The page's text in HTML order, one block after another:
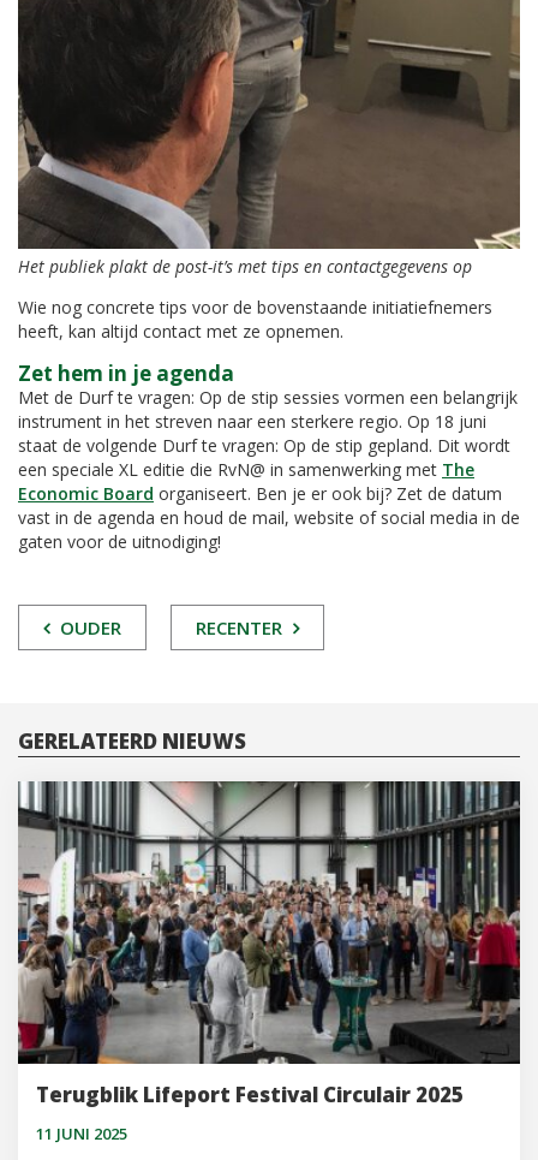
Het publiek plakt de post-it’s met tips en contactgegevens op
Wie nog concrete tips voor de bovenstaande initiatiefnemers
heeft, kan altijd contact met ze opnemen.
Zet hem in je agenda
Met de Durf te vragen: Op de stip sessies vormen een belangrijk
instrument in het streven naar een sterkere regio. Op 18 juni
staat de volgende Durf te vragen: Op de stip gepland. Dit wordt
een speciale XL editie die RvN@ in samenwerking met The
Economic Board organiseert. Ben je er ook bij? Zet de datum
vast in de agenda en houd de mail, website of social media in de
gaten voor de uitnodiging!
POST
OUDER RECENTER
GERELATEERD NIEUWS
Terugblik Lifeport Festival Circulair 2025
11 JUNI 2025